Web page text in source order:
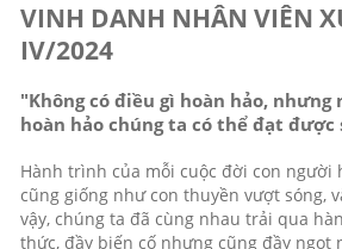
VINH DANH NHÂN VIÊN
IV/2024
"Không có điều gì hoàn hảo, nhưng
hoàn hảo chúng ta có thể đạt được
Hành trình của mỗi cuộc đời con người
cũng giống như con thuyền vượt sóng,
vậy, chúng ta đã cùng nhau trải qua
thức, đầy biến cố nhưng cũng đầy ngọt